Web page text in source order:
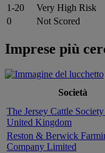
1-20
Very High Risk
0
Not Scored
Imprese più
Società
The Jersey Cattle
United Kingdom
Reston & Berwick
Company Limited